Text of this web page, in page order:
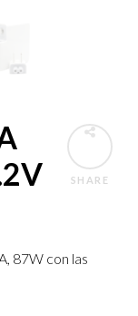
SHARE
87W con las